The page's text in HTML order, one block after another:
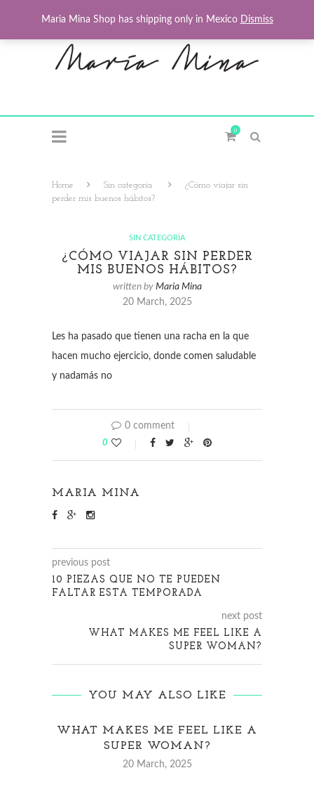
0
Home Sin categoría
¿Cómo viajar sin
perder mis buenos hábitos?
SIN CATEGORÍA
¿CÓMO VIAJAR SIN PERDER
MIS BUENOS HÁBITOS?
written by Maria Mina
20 March, 2025
Les ha pasado que tienen una racha en la que
hacen mucho ejercicio, donde comen saludable
y nadamás no
0 comment
0
MARIA MINA
previous post
10 PIEZAS QUE NO TE PUEDEN
FALTAR ESTA TEMPORADA
next post
WHAT MAKES ME FEEL LIKE A
SUPER WOMAN?
YOU MAY ALSO LIKE
WHAT MAKES ME FEEL LIKE A
SUPER WOMAN?
20 March, 2025
Maria Mina Shop has shipping only in Mexico Dismiss